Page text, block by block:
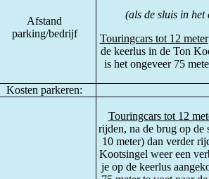
Afstand
parking/bedrijf
(als de sluis in
Touringcars tot 12 meter
de keerlus in de Ton
is het ongeveer 75
Kosten parkeren:
Touringcars tot 12
rijden, na de brug op de
10 meter) dan verder
Kootsingel weer een
je op de keerlus